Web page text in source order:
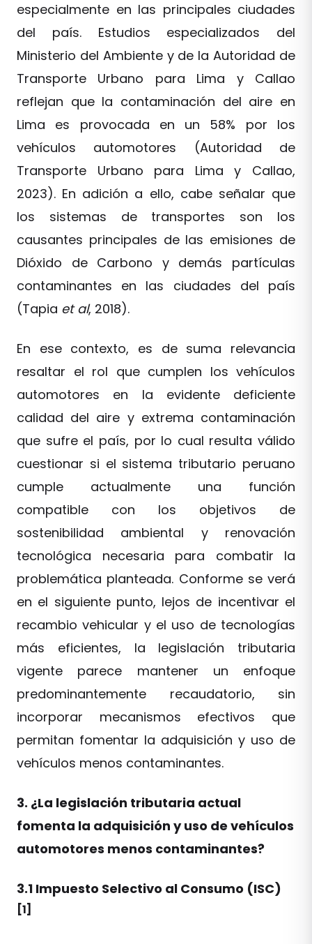
especialmente en las principales ciudades
del país. Estudios especializados del
Ministerio del Ambiente y de la Autoridad de
Transporte Urbano para Lima y Callao
reflejan que la contaminación del aire en
Lima es provocada en un 58% por los
vehículos automotores (Autoridad de
Transporte Urbano para Lima y Callao,
2023). En adición a ello, cabe señalar que
los sistemas de transportes son los
causantes principales de las emisiones de
Dióxido de Carbono y demás partículas
contaminantes en las ciudades del país
(Tapia et al, 2018).
En ese contexto, es de suma relevancia
resaltar el rol que cumplen los vehículos
automotores en la evidente deficiente
calidad del aire y extrema contaminación
que sufre el país, por lo cual resulta válido
cuestionar si el sistema tributario peruano
cumple actualmente una función
compatible con los objetivos de
sostenibilidad ambiental y renovación
tecnológica necesaria para combatir la
problemática planteada. Conforme se verá
en el siguiente punto, lejos de incentivar el
recambio vehicular y el uso de tecnologías
más eficientes, la legislación tributaria
vigente parece mantener un enfoque
predominantemente recaudatorio, sin
incorporar mecanismos efectivos que
permitan fomentar la adquisición y uso de
vehículos menos contaminantes.
3. ¿La legislación tributaria actual
fomenta la adquisición y uso de vehículos
automotores menos contaminantes?
3.1 Impuesto Selectivo al Consumo (ISC)
[1]